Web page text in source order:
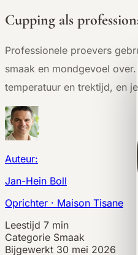
Cupping als
Professionele proevers
smaak en mondgevoel
temperatuur en trektijd, en
Auteur:
Jan-Hein Boll
Oprichter · Maison Tisane
Leestijd 7 min
Categorie Smaak
Bijgewerkt 30 mei 2026